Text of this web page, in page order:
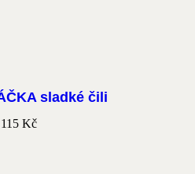
sladké čili
115 Kč